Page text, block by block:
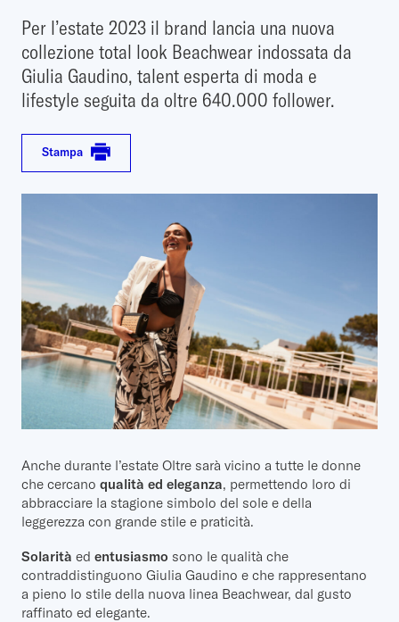
Per l’estate 2023 il brand lancia una nuova
collezione total look Beachwear indossata da
Giulia Gaudino, talent esperta di moda e
lifestyle seguita da oltre 640.000 follower.
Stampa
Anche durante l’estate Oltre sarà vicino a tutte le donne
che cercano qualità ed eleganza, permettendo loro di
abbracciare la stagione simbolo del sole e della
leggerezza con grande stile e praticità.
Solarità ed entusiasmo sono le qualità che
contraddistinguono Giulia Gaudino e che rappresentano
a pieno lo stile della nuova linea Beachwear, dal gusto
raffinato ed elegante.